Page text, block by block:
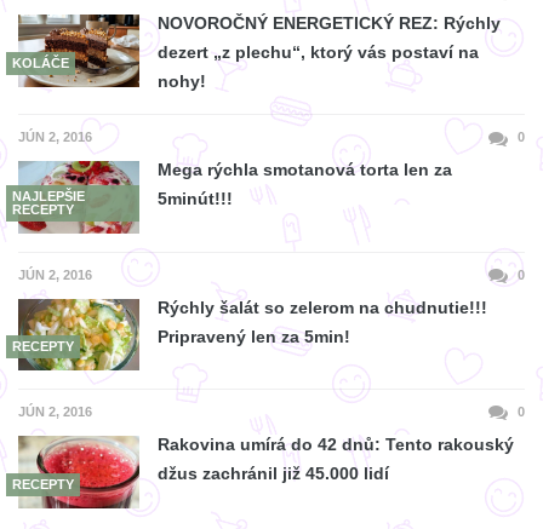
KOLÁČE
NOVOROČNÝ ENERGETICKÝ REZ: Rýchly
dezert „z plechu“, ktorý vás postaví na
nohy!
JÚN 2, 2016 0
NAJLEPŠIE
RECEPTY
Mega rýchla smotanová torta len za
5minút!!!
JÚN 2, 2016 0
RECEPTY
Rýchly šalát so zelerom na chudnutie!!!
Pripravený len za 5min!
JÚN 2, 2016 0
RECEPTY
Rakovina umírá do 42 dnů: Tento rakouský
džus zachránil již 45.000 lidí